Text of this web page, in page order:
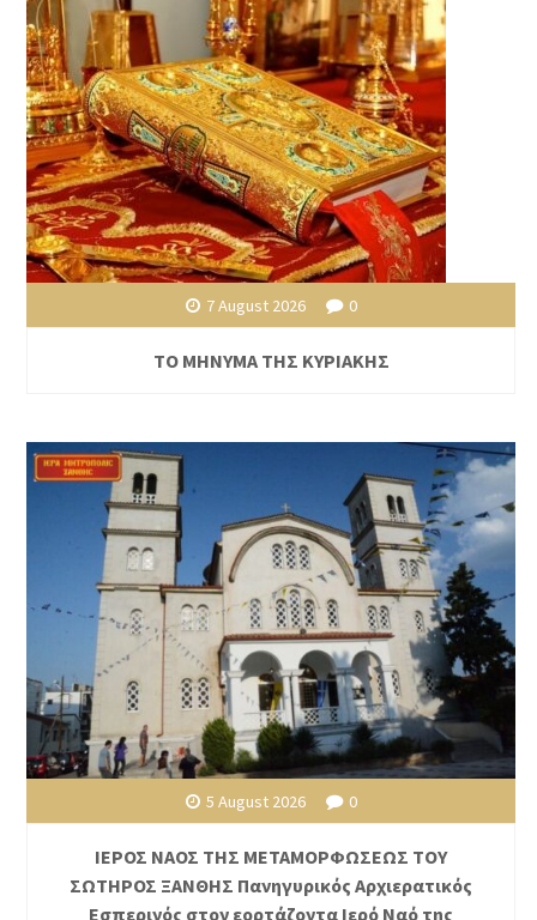
7 August 2026 0
ΤΟ ΜΗΝΥΜΑ ΤΗΣ ΚΥΡΙΑΚΗΣ
5 August 2026 0
ΙΕΡΟΣ ΝΑΟΣ ΤΗΣ ΜΕΤΑΜΟΡΦΩΣΕΩΣ ΤΟΥ
ΣΩΤΗΡΟΣ ΞΑΝΘΗΣ Πανηγυρικός Αρχιερατικός
Εσπερινός στον εορτάζοντα Ιερό Ναό της